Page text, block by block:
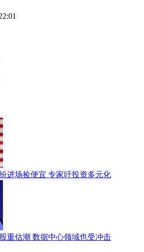
进场捡便宜 专家吁投资多元化
重估潮 数据中心领域也受冲击